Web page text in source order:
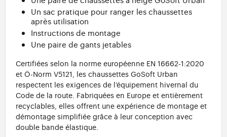
Un sac pratique pour ranger les chaussettes
après utilisation
Instructions de montage
Une paire de gants jetables
Certifiées selon la norme européenne EN 16662-1:2020
et Ö-Norm V5121, les chaussettes GoSoft Urban
respectent les exigences de l’équipement hivernal du
Code de la route. Fabriquées en Europe et entièrement
recyclables, elles offrent une expérience de montage et
démontage simplifiée grâce à leur conception avec
double bande élastique.